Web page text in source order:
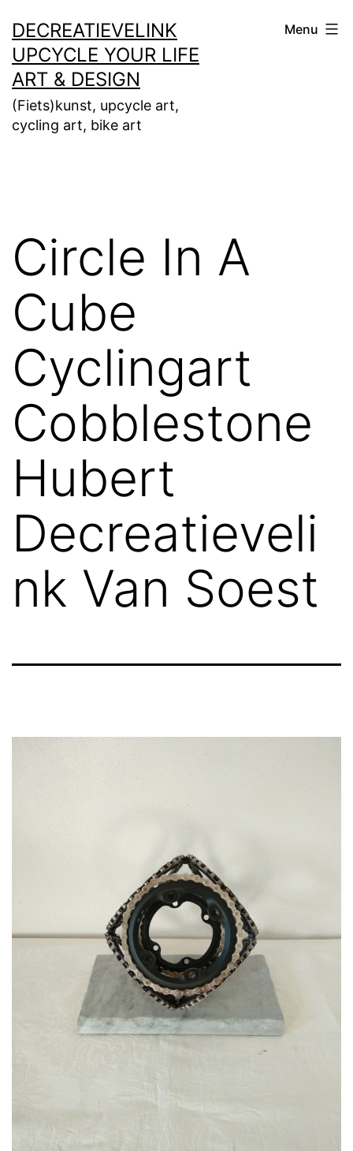
naar
de
inhoud
DECREATIEVELINK
UPCYCLE YOUR LIFE
ART & DESIGN
(Fiets)kunst, upcycle art,
cycling art, bike art
Menu
Circle In A
Cube
Cyclingart
Cobblestone
Hubert
Decreatieveli
nk Van Soest